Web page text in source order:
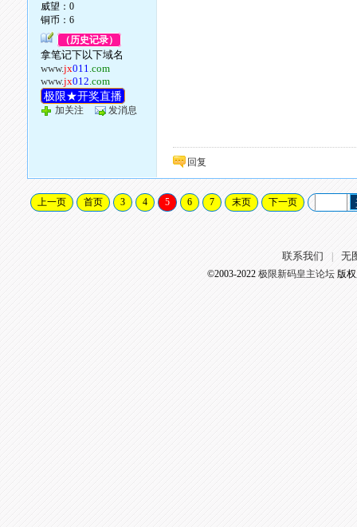
威望：0
铜币：6
（历史记录）
拿笔记下以下域名
www.jx011.com
www.jx012.com
极限★开奖直播
加关注 发消息
回复
上一页 首页 3 4 5 6 7 末页 下一页
联系我们 无
©2003-2022 极限新码皇主论坛版权